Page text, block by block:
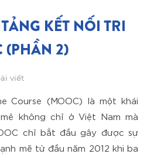
KẾT NỐI TRI
(PHẦN 2)
viết
Course (MOOC) là một khái
không chỉ ở Việt Nam mà
chỉ bắt đầu gây được sự
mẽ từ đầu năm 2012 khi ba